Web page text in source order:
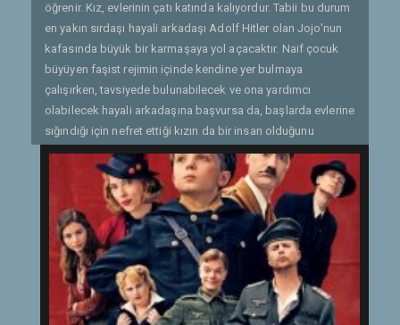
öğrenir. Kız, evlerinin çatı katında kalıyordur. Tabii bu durum
en yakın sırdaşı hayali arkadaşı Adolf Hitler olan Jojo'nun
kafasında büyük bir karmaşaya yol açacaktır. Naif çocuk
büyüyen faşist rejimin içinde kendine yer bulmaya
çalışırken, tavsiyede bulunabilecek ve ona yardımcı
olabilecek hayali arkadaşına başvursa da, başlarda evlerine
sığındığı için nefret ettiği kızın da bir insan olduğunu
görmeye başlar. Hayali arkadaşı olan Hitler, hiç de
orijinalindeki gibi değildir. Jojo'nun bu korkunç ırkçılığa
karşı gelmek için mücadele etmesi gerekmektedir... -
Gönderen: Quaresmania